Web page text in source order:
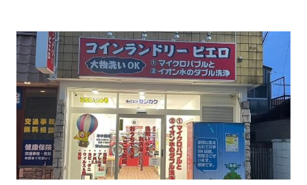
ご利用方法
お知らせ
お役立コラム
よくあるご質問